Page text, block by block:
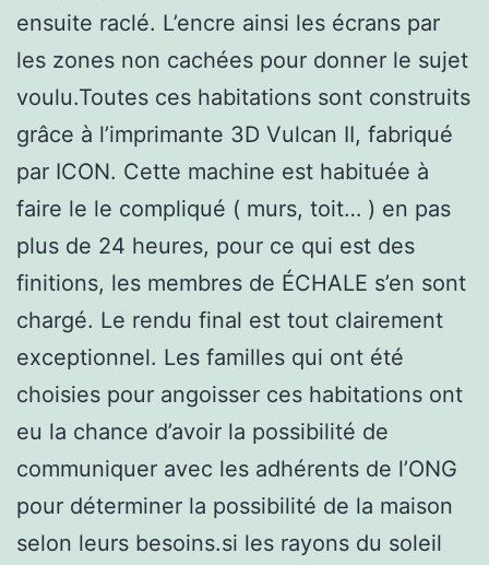
ensuite raclé. L’encre ainsi les écrans par
les zones non cachées pour donner le sujet
voulu.Toutes ces habitations sont construits
grâce à l’imprimante 3D Vulcan II, fabriqué
par ICON. Cette machine est habituée à
faire le le compliqué ( murs, toit… ) en pas
plus de 24 heures, pour ce qui est des
finitions, les membres de ÉCHALE s’en sont
chargé. Le rendu final est tout clairement
exceptionnel. Les familles qui ont été
choisies pour angoisser ces habitations ont
eu la chance d’avoir la possibilité de
communiquer avec les adhérents de l’ONG
pour déterminer la possibilité de la maison
selon leurs besoins.si les rayons du soleil